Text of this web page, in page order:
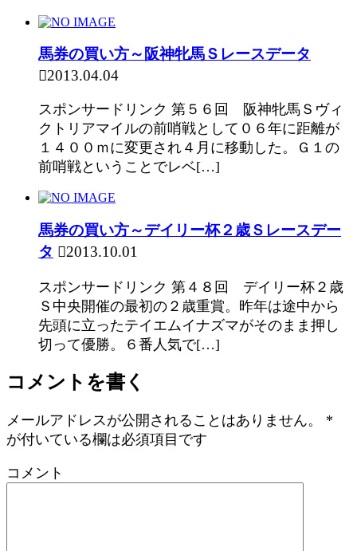
馬券の買い方～阪神牝馬Ｓレースデータ
2013.04.04
スポンサードリンク 第５６回 阪神牝馬Ｓヴィ
クトリアマイルの前哨戦として０６年に距離が
１４００ｍに変更され４月に移動した。Ｇ１の
前哨戦ということでレベ[…]
馬券の買い方～デイリー杯２歳Ｓレースデー
タ
2013.10.01
スポンサードリンク 第４８回 デイリー杯２歳
Ｓ中央開催の最初の２歳重賞。昨年は途中から
先頭に立ったテイエムイナズマがそのまま押し
切って優勝。６番人気で[…]
コメントを書く
メールアドレスが公開されることはありません。
*
が付いている欄は必須項目です
コメント